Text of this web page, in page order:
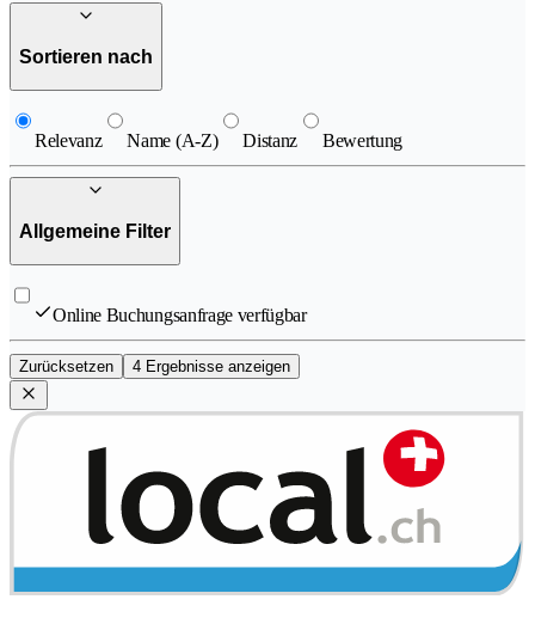
Sortieren nach
Relevanz Name (A-Z) Distanz Bewertung
Allgemeine Filter
Online Buchungsanfrage verfügbar
Zurücksetzen 4 Ergebnisse anzeigen